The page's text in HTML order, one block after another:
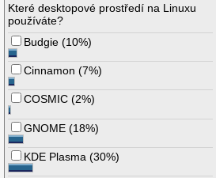
Které desktopové prostředí na Linuxu
používáte?
Budgie (10%)
Cinnamon (7%)
COSMIC (2%)
GNOME (18%)
KDE Plasma (30%)